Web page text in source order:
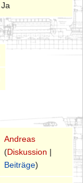
Ja
Andreas
(Diskussion |
Beiträge)